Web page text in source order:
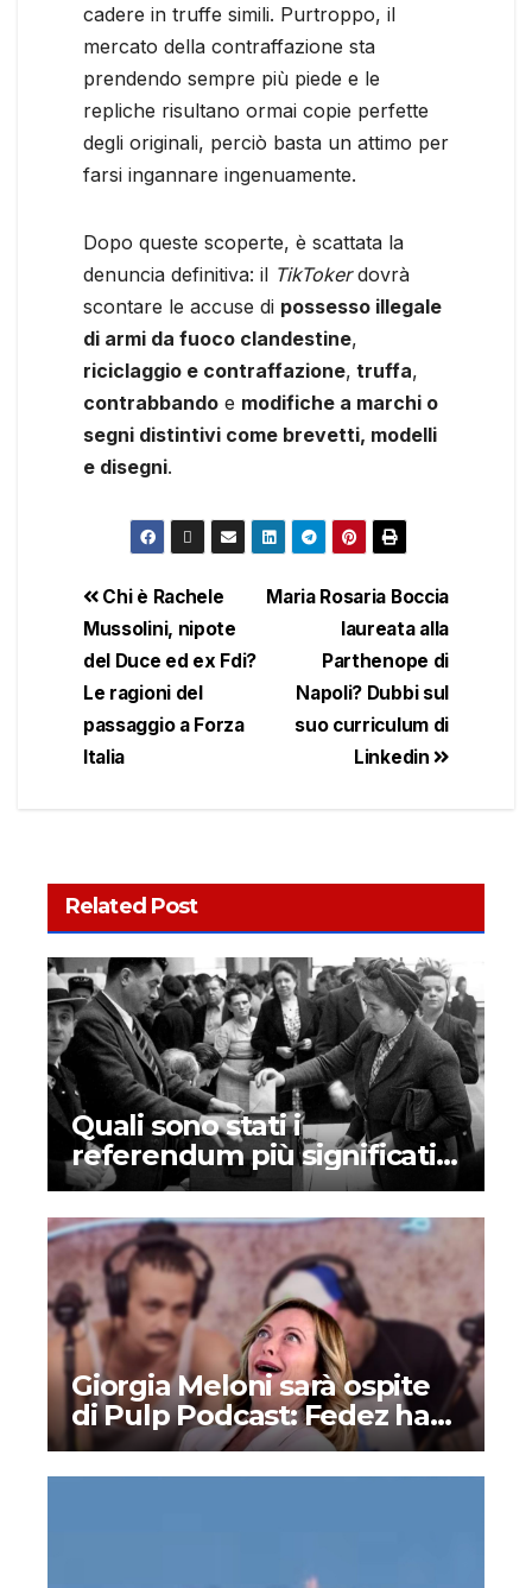
cadere in truffe simili. Purtroppo, il
mercato della contraffazione sta
prendendo sempre più piede e le
repliche risultano ormai copie perfette
degli originali, perciò basta un attimo per
farsi ingannare ingenuamente.
Dopo queste scoperte, è scattata la
denuncia definitiva: il TikTokerdovrà
scontare le accuse di possesso illegale
di armi da fuoco clandestine,
riciclaggio e contraffazione, truffa,
contrabbando e modifiche a marchi o
segni distintivi come brevetti, modelli
e disegni.
Maria Rosaria Boccia
laureata alla
Parthenope di
Napoli? Dubbi sul
suo curriculum di
Linkedin
Chi è Rachele
Mussolini, nipote
del Duce ed ex Fdi?
Le ragioni del
passaggio a Forza
Italia
Related Post
Quali sono stati i
referendum più significativi
nella storia dell’Italia?
Giorgia Meloni sarà ospite
di Pulp Podcast: Fedez ha
deciso di supportare la
destra?